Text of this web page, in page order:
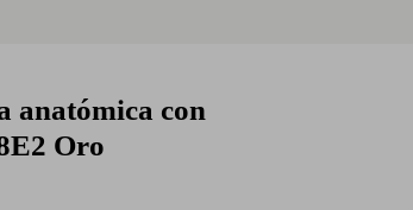
anatómica con
Oro